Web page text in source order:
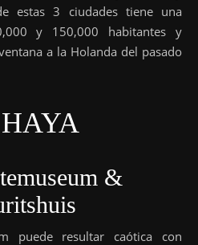
estas 3 ciudades tiene una
y 150,000 habitantes y
a la Holanda del pasado
&
puede resultar caótica con